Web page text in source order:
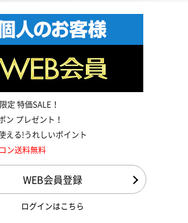
定 特価SALE！
ン プレゼント！
える!うれしいポイント
ン送料無料
WEB会員登録
ログインはこちら